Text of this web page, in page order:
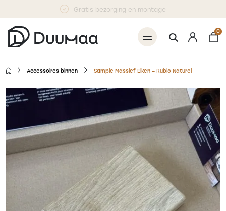
Betaal 50% nu, 50% bij levering
0
Accessoires binnen Sample Massief Eiken – Rubio Naturel